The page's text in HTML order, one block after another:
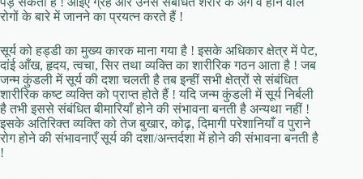
रोगों के बारे में जानने का प्रयत्न करते हैं !
सूर्य को हड्डी का मुख्य कारक माना गया है ! इसके अधिकार क्षेत्र में पेट,
दांई आँख, हृदय, त्वचा, सिर तथा व्यक्ति का शारीरिक गठन आता है ! जब
जन्म कुंडली में सूर्य की दशा चलती है तब इन्हीं सभी क्षेत्रों से संबंधित
शारीरिक कष्ट व्यक्ति को प्राप्त होते हैं ! यदि जन्म कुंडली में सूर्य निर्बली
है तभी इससे संबंधित बीमारियाँ होने की संभावना बनती है अन्यथा नहीं !
इसके अतिरिक्त व्यक्ति को तेज बुखार, कोढ़, दिमागी परेशानियाँ व पुराने
रोग होने की संभावनाएँ सूर्य की दशा/अन्तर्दशा में होने की संभावना बनती है
!